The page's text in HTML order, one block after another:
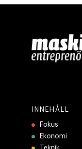
INNEHÅLL
Fokus
Ekonomi